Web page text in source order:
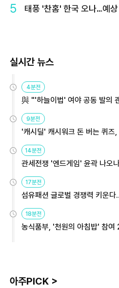
5 태풍 '찬홈' 한국 오나…예
실시간 뉴스
4분전
與 "'하늘이법' 여야 공동 발의
9분전
'캐시딜' 캐시워크 돈 버는 퀴즈,
14분전
관세전쟁 '엔드게임' 윤곽 나오
용해야
17분전
섬유패션 글로벌 경쟁력 키운
원
18분전
농식품부, '천원의 아침밥' 참
아주PICK >